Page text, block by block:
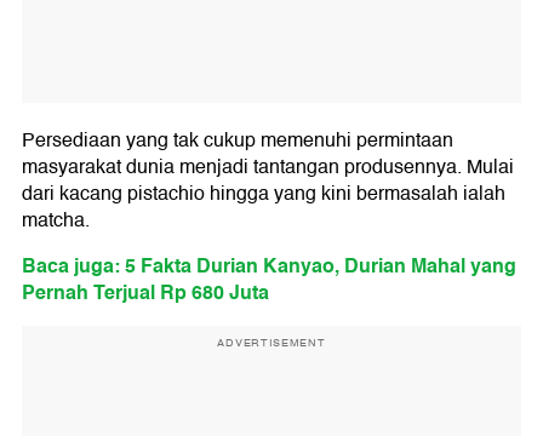
Persediaan yang tak cukup memenuhi permintaan
masyarakat dunia menjadi tantangan produsennya. Mulai
dari kacang pistachio hingga yang kini bermasalah ialah
matcha.
Baca juga: 5 Fakta Durian Kanyao, Durian Mahal yang
Pernah Terjual Rp 680 Juta
ADVERTISEMENT